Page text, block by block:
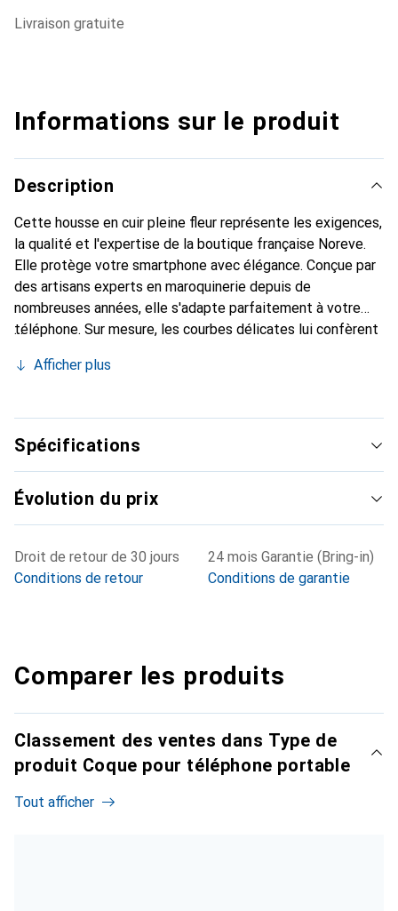
livraison gratuite
Informations sur le produit
Description
Cette housse en cuir pleine fleur représente les exigences,
la qualité et l'expertise de la boutique française Noreve.
Elle protège votre smartphone avec élégance. Conçue par
des artisans experts en maroquinerie depuis de
nombreuses années, elle s'adapte parfaitement à votre
téléphone. Sur mesure, les courbes délicates lui confèrent
chic et essentiel pour votre smartphone. Reconnaître
marque Noreve est un choix sûr pour une clientèle
exigeante.
Afficher plus
Spécifications
Évolution du prix
Droit de retour de 30 jours
Conditions de retour
24 mois Garantie (Bring-in)
Conditions de garantie
Comparer les produits
Classement des ventes dans Type de
produit Coque pour téléphone portable
Tout afficher